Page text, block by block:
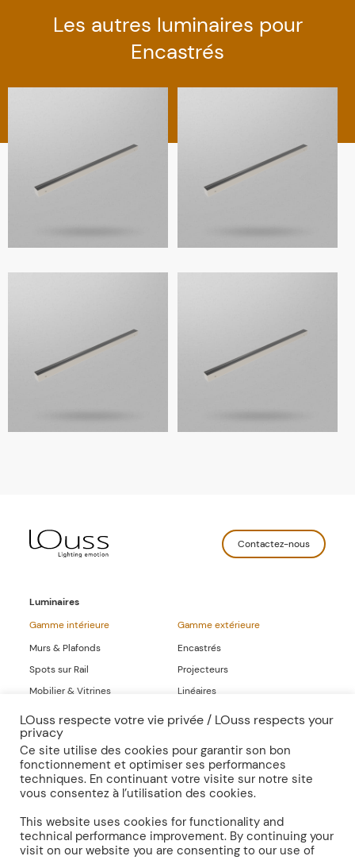
Les autres luminaires pour
Encastrés
Contactez-nous
Luminaires
Gamme intérieure
Murs & Plafonds
Spots sur Rail
Mobilier & Vitrines
Gammes Complètes
Gamme extérieure
Encastrés
Projecteurs
Linéaires
Sur-mesure
Inspirations
Publications
Presse
Documentation
LOuss respecte votre vie privée / LOuss respects your
privacy
Ce site utilise des cookies pour garantir son bon
fonctionnement et optimiser ses performances
techniques. En continuant votre visite sur notre site
vous consentez à l’utilisation des cookies.
This website uses cookies for functionality and
technical performance improvement. By continuing your
visit on our website you are consenting to our use of